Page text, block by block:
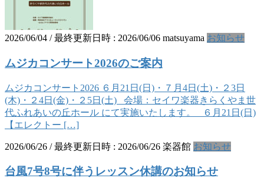
2026/06/04 / 最終更新日時 : 2026/06/06 matsuyama お知らせ
ムジカコンサート2026のご案内
ムジカコンサート2026 ６月21日(日)・７月4日(土)・２3日
(木)・２4日(金)・２5日(土) 会場：セイワ楽器きらくやま世
代ふれあいの丘ホール にて実施いたします。 ６月21日(日)
【エレクトー […]
2026/06/26 / 最終更新日時 : 2026/06/26 楽器館 お知らせ
台風7号8号に伴うレッスン休講のお知らせ